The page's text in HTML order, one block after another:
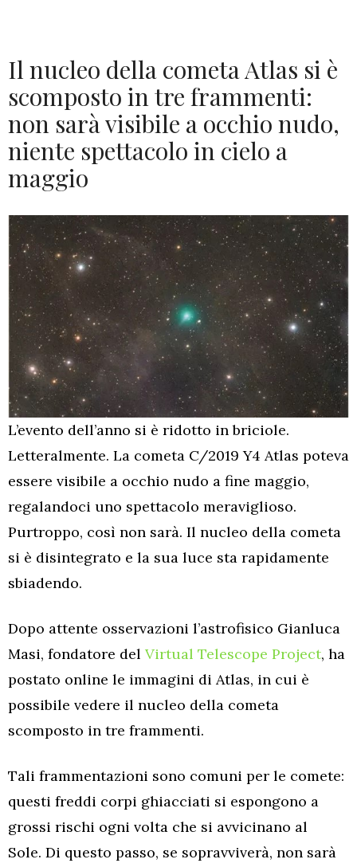
Il nucleo della cometa Atlas si è
scomposto in tre frammenti:
non sarà visibile a occhio nudo,
niente spettacolo in cielo a
maggio
L’evento dell’anno si è ridotto in briciole.
Letteralmente. La cometa C/2019 Y4 Atlas poteva
essere visibile a occhio nudo a fine maggio,
regalandoci uno spettacolo meraviglioso.
Purtroppo, così non sarà. Il nucleo della cometa
si è disintegrato e la sua luce sta rapidamente
sbiadendo.
Dopo attente osservazioni l’astrofisico Gianluca
Masi, fondatore del Virtual Telescope Project, ha
postato online le immagini di Atlas, in cui è
possibile vedere il nucleo della cometa
scomposto in tre frammenti.
Tali frammentazioni sono comuni per le comete:
questi freddi corpi ghiacciati si espongono a
grossi rischi ogni volta che si avvicinano al
Sole. Di questo passo, se sopravviverà, non sarà